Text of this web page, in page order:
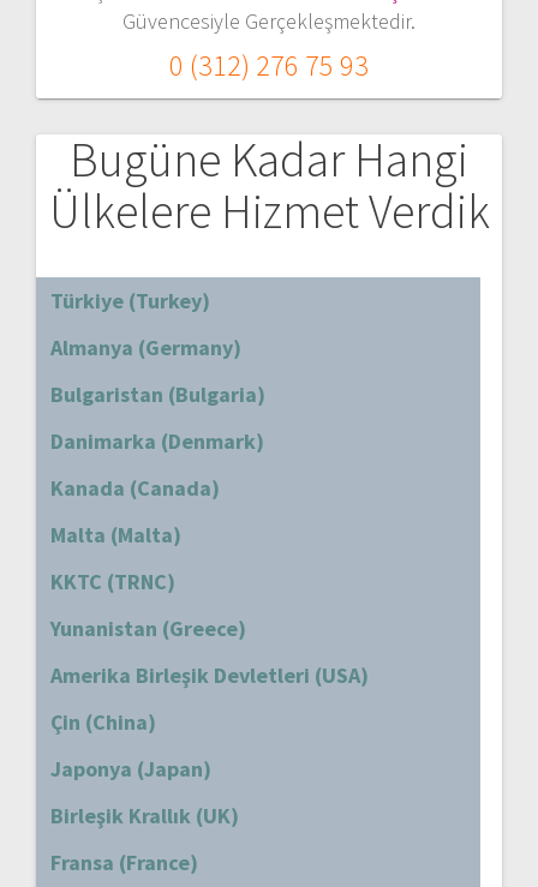
Güvencesiyle Gerçekleşmektedir.
0 (312) 276 75 93
Bugüne Kadar Hangi
Ülkelere Hizmet Verdik
Türkiye (Turkey)
Almanya (Germany)
Bulgaristan (Bulgaria)
Danimarka (Denmark)
Kanada (Canada)
Malta (Malta)
KKTC (TRNC)
Yunanistan (Greece)
Amerika Birleşik Devletleri (USA)
Çin (China)
Japonya (Japan)
Birleşik Krallık (UK)
Fransa (France)